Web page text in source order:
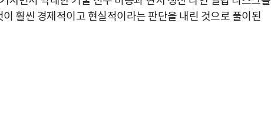
훨씬 경제적이고 현실적이라는 판단을 내린 것으로 풀이된